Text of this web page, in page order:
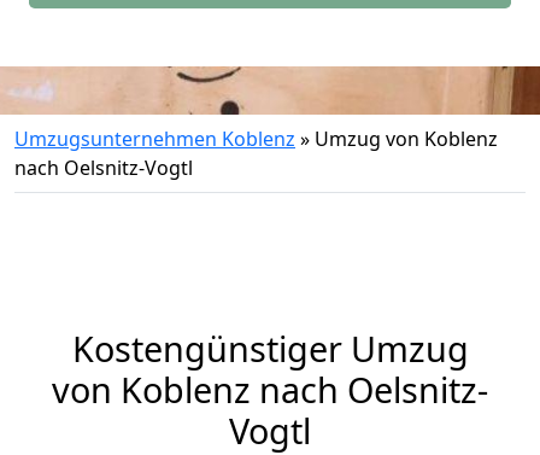
Umzugsunternehmen Koblenz » Umzug von Koblenz
nach Oelsnitz-Vogtl
Kostengünstiger Umzug
von Koblenz nach Oelsnitz-
Vogtl